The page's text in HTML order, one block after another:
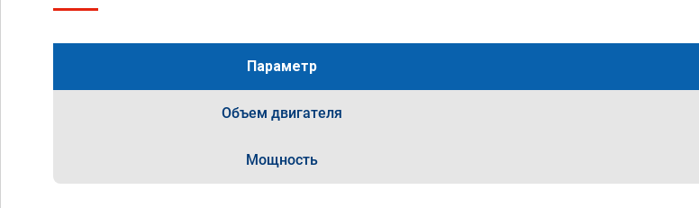
Параметр
Объем двигателя
Мощность